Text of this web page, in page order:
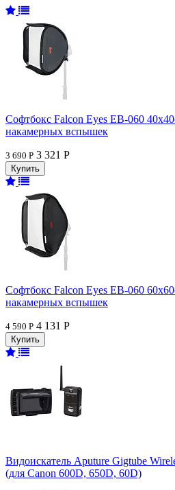
Софтбокс Falcon Eyes EB-060
накамерных вспышек
3 690 Р 3 321 Р
Софтбокс Falcon Eyes EB-060
накамерных вспышек
4 590 Р 4 131 Р
Видоискатель Aputure Gigtube
(для Canon 600D, 650D, 60D)